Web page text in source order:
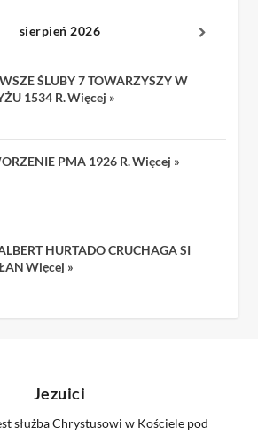
sierpień 2026
ŚLUBY 7 TOWARZYSZY W
1534 R.Więcej »
PMA 1926 R.Więcej »
HURTADO CRUCHAGA SI
Więcej »
Jezuici
służba Chrystusowi w Kościele pod